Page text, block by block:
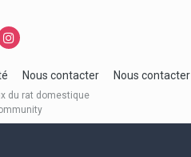
Nous contacter Nous contacter
du rat domestique